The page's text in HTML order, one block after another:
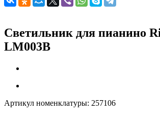
Светильник для пианино
LM003B
Артикул номенклатуры: 257106